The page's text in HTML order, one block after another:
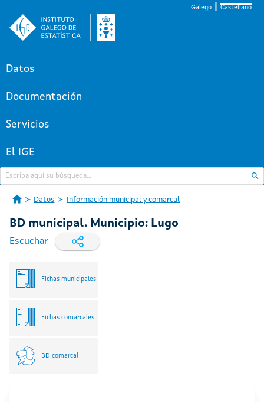
Galego Castellano
Datos
Documentación
Servicios
El IGE
Datos Información municipal y comarcal
BD municipal. Municipio: Lugo
Escuchar
Fichas municipales
Fichas comarcales
BD comarcal